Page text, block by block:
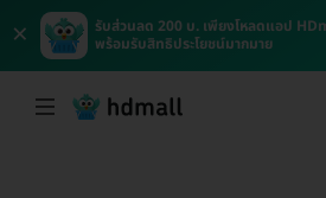
×
รับส่วนลด 200 บ. เพียงโหลดแอป
พร้อมรับสิทธิประโยชน์มากมาย